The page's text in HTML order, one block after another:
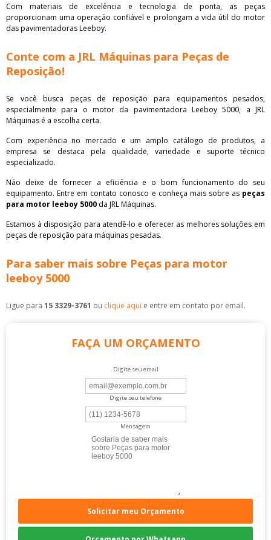
Com materiais de excelência e tecnologia de ponta, as peças
proporcionam uma operação confiável e prolongam a vida útil do motor
das pavimentadoras Leeboy.
Conte com a JRL Máquinas para Peças de
Reposição!
Se você busca peças de reposição para equipamentos pesados,
especialmente para o motor da pavimentadora Leeboy 5000, a JRL
Máquinas é a escolha certa.
Com experiência no mercado e um amplo catálogo de produtos, a
empresa se destaca pela qualidade, variedade e suporte técnico
especializado.
Não deixe de fornecer a eficiência e o bom funcionamento do seu
equipamento. Entre em contato conosco e conheça mais sobre as peças
para motor leeboy 5000 da JRL Máquinas.
Estamos à disposição para atendê-lo e oferecer as melhores soluções em
peças de reposição para máquinas pesadas.
Para saber mais sobre Peças para motor
leeboy 5000
Ligue para 15 3329-3761 ou clique aqui e entre em contato por email.
FAÇA UM ORÇAMENTO
Digite seu email
Digite seu telefone
Mensagem
Solicitar meu Orçamento